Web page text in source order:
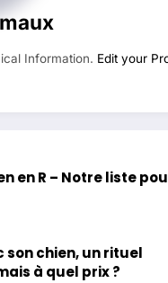
Information. Edit your
en R – Notre liste
son chien, un rituel
à quel prix ?